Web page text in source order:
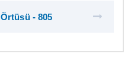
- 805